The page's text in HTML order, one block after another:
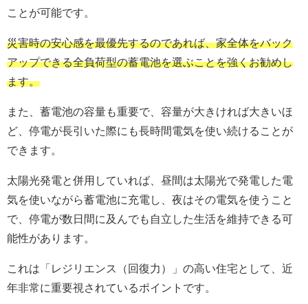
ことが可能です。
災害時の安心感を最優先するのであれば、家全体をバック
アップできる全負荷型の蓄電池を選ぶことを強くお勧めし
ます。
また、蓄電池の容量も重要で、容量が大きければ大きいほ
ど、停電が長引いた際にも長時間電気を使い続けることが
できます。
太陽光発電と併用していれば、昼間は太陽光で発電した電
気を使いながら蓄電池に充電し、夜はその電気を使うこと
で、停電が数日間に及んでも自立した生活を維持できる可
能性があります。
これは「レジリエンス（回復力）」の高い住宅として、近
年非常に重要視されているポイントです。